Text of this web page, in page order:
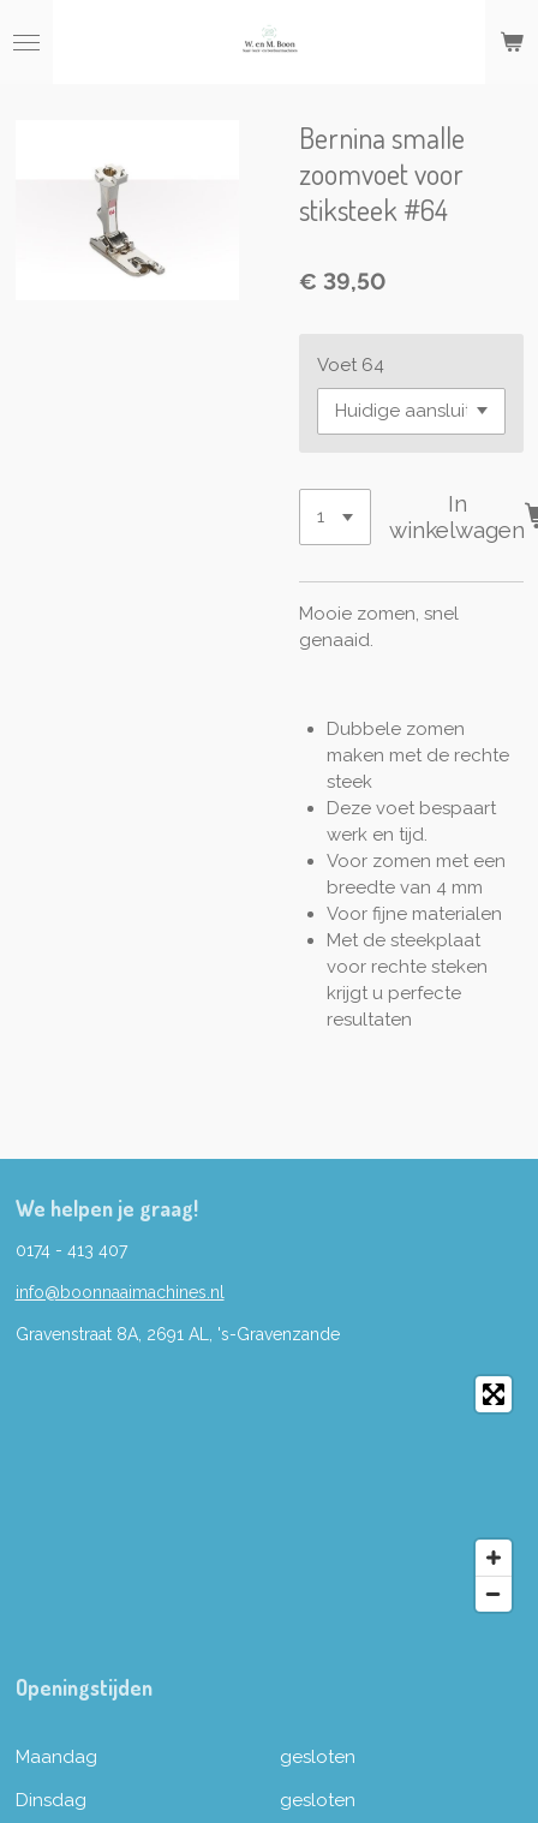
direct
Bernina smalle
zoomvoet voor
stiksteek #64
€ 39,50
Voet 64
In
winkelwagen
Mooie zomen, snel
genaaid.
Dubbele zomen
maken met de rechte
steek
Deze voet bespaart
werk en tijd.
Voor zomen met een
breedte van 4 mm
Voor fijne materialen
Met de steekplaat
voor rechte steken
krijgt u perfecte
resultaten
We helpen je graag!
0174 - 413 407
info@boonnaaimachines.nl
Gravenstraat 8A, 2691 AL, 's-Gravenzande
Openingstijden
Maandag
gesloten
Dinsdag
gesloten